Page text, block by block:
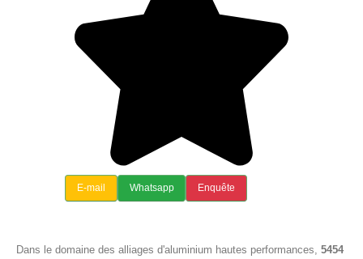
E-mail Whatsapp Enquête
Dans le domaine des alliages d'aluminium hautes performances, 5454